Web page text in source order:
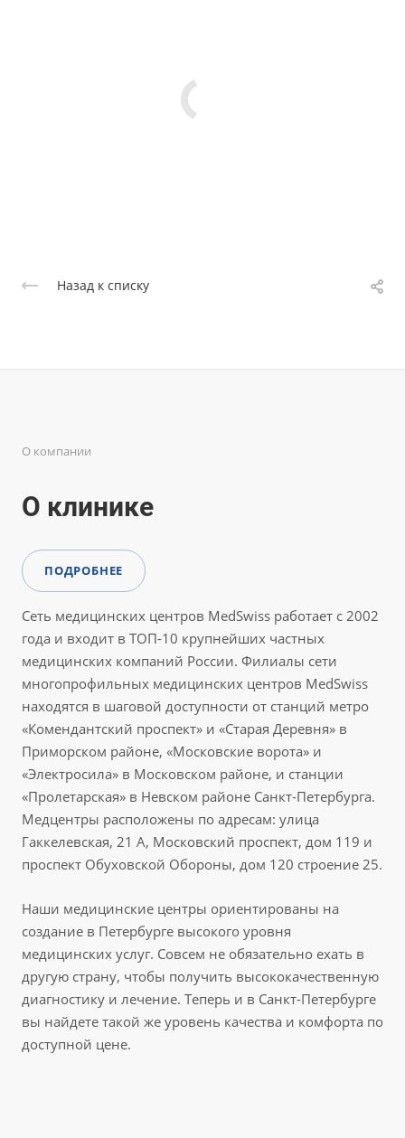
Назад к списку
О компании
О клинике
ПОДРОБНЕЕ
Сеть медицинских центров MedSwiss работает с 2002
года и входит в ТОП-10 крупнейших частных
медицинских компаний России. Филиалы сети
многопрофильных медицинских центров MedSwiss
находятся в шаговой доступности от станций метро
«Комендантский проспект» и «Старая Деревня» в
Приморском районе, «Московские ворота» и
«Электросила» в Московском районе, и станции
«Пролетарская» в Невском районе Санкт-Петербурга.
Медцентры расположены по адресам: улица
Гаккелевская, 21 А, Московский проспект, дом 119 и
проспект Обуховской Обороны, дом 120 строение 25.
Наши медицинские центры ориентированы на
создание в Петербурге высокого уровня
медицинских услуг. Совсем не обязательно ехать в
другую страну, чтобы получить высококачественную
диагностику и лечение. Теперь и в Санкт-Петербурге
вы найдете такой же уровень качества и комфорта по
доступной цене.